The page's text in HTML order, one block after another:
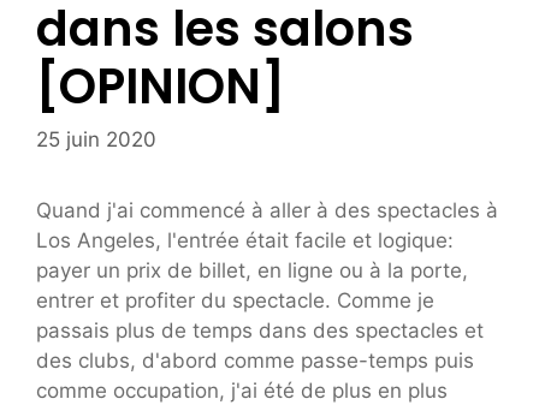
dans les salons
[OPINION]
25 juin 2020
Quand j'ai commencé à aller à des spectacles à
Los Angeles, l'entrée était facile et logique:
payer un prix de billet, en ligne ou à la porte,
entrer et profiter du spectacle. Comme je
passais plus de temps dans des spectacles et
des clubs, d'abord comme passe-temps puis
comme occupation, j'ai été de plus en plus